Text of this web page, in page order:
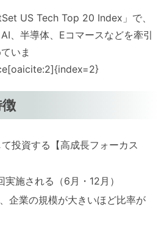
US Tech Top 20 Index」で、
、半導体、Eコマースなどを牽引
いま
投資する【高成長フォーカス
施される（6月・12月）
企業の規模が大きいほど比率が